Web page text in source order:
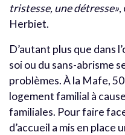
tristesse, une détresse»,
Herbiet.
D’autant plus que dans
soi ou du sans-abrisme
problèmes. À la Mafe,
logement familial à
familiales. Pour faire
d’accueil a mis en place